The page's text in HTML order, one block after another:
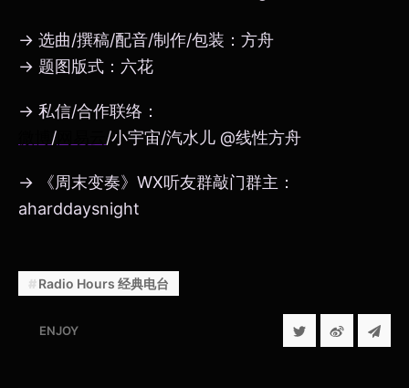
→ 选曲/撰稿/配音/制作/包装：方舟
→ 题图版式：六花
→ 私信/合作联络：
/ /小宇宙/汽水儿 @线性方舟
→ 《周末变奏》WX听友群敲门群主：
aharddaysnight
Radio Hours 经典电台
ENJOY